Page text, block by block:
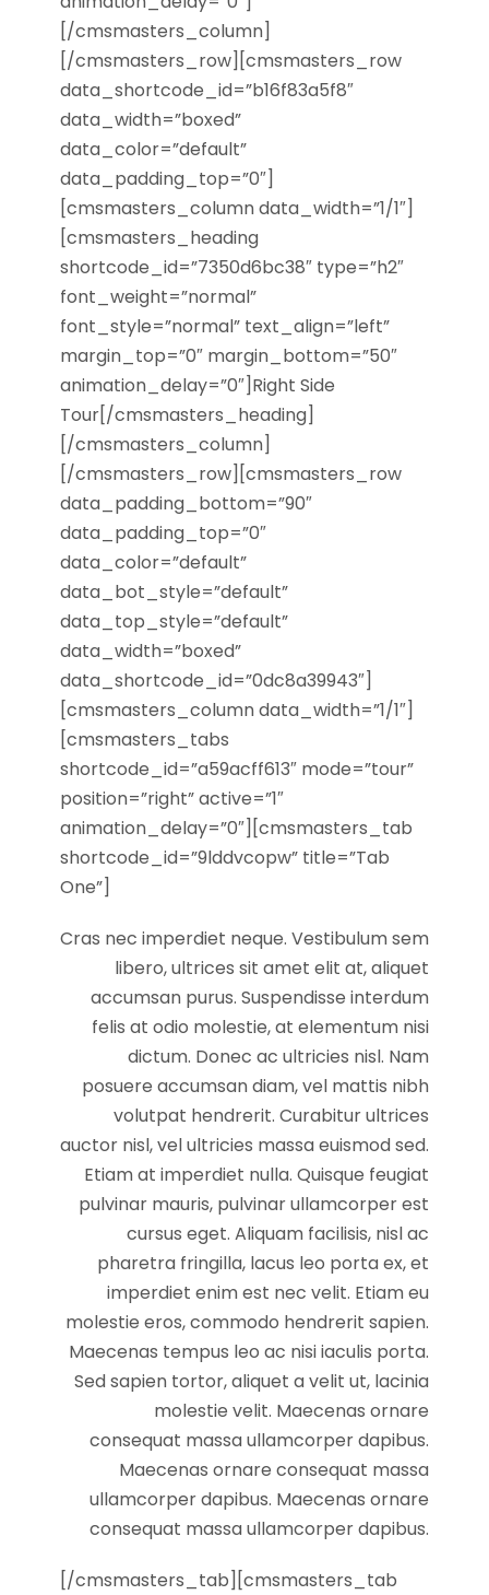
[/cmsmasters_column]
[/cmsmasters_row][cmsmasters_row
data_shortcode_id=”b16f83a5f8″
data_width=”boxed”
data_color=”default”
data_padding_top=”0″]
[cmsmasters_column data_width=”1/1″]
[cmsmasters_heading
shortcode_id=”7350d6bc38″ type=”h2″
font_weight=”normal”
font_style=”normal” text_align=”left”
margin_top=”0″ margin_bottom=”50″
animation_delay=”0″]Right Side
Tour[/cmsmasters_heading]
[/cmsmasters_column]
[/cmsmasters_row][cmsmasters_row
data_padding_bottom=”90″
data_padding_top=”0″
data_color=”default”
data_bot_style=”default”
data_top_style=”default”
data_width=”boxed”
data_shortcode_id=”0dc8a39943″]
[cmsmasters_column data_width=”1/1″]
[cmsmasters_tabs
shortcode_id=”a59acff613″ mode=”tour”
position=”right” active=”1″
animation_delay=”0″][cmsmasters_tab
shortcode_id=”9lddvcopw” title=”Tab
One”]
Cras nec imperdiet neque. Vestibulum sem
libero, ultrices sit amet elit at, aliquet
accumsan purus. Suspendisse interdum
felis at odio molestie, at elementum nisi
dictum. Donec ac ultricies nisl. Nam
posuere accumsan diam, vel mattis nibh
volutpat hendrerit. Curabitur ultrices
auctor nisl, vel ultricies massa euismod sed.
Etiam at imperdiet nulla. Quisque feugiat
pulvinar mauris, pulvinar ullamcorper est
cursus eget. Aliquam facilisis, nisl ac
pharetra fringilla, lacus leo porta ex, et
imperdiet enim est nec velit. Etiam eu
molestie eros, commodo hendrerit sapien.
Maecenas tempus leo ac nisi iaculis porta.
Sed sapien tortor, aliquet a velit ut, lacinia
molestie velit. Maecenas ornare
consequat massa ullamcorper dapibus.
Maecenas ornare consequat massa
ullamcorper dapibus. Maecenas ornare
consequat massa ullamcorper dapibus.
[/cmsmasters_tab][cmsmasters_tab